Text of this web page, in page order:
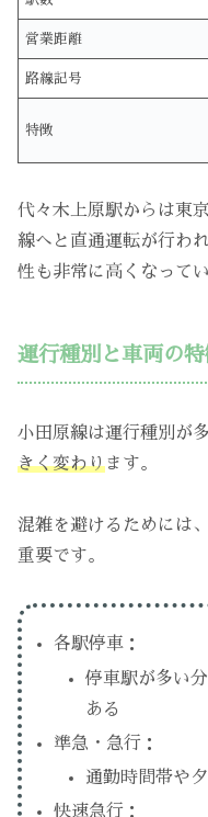
営業距離
路線記号
特徴
代々木上原駅からは東
線へと直通運転が行わ
性も非常に高くなってい
運行種別と車両の
小田原線は運行種別が多
きく変わります。
混雑を避けるためには
重要です。
各駅停車：
停車駅が多い
ある
準急・急行：
通勤時間帯や
快速急行：